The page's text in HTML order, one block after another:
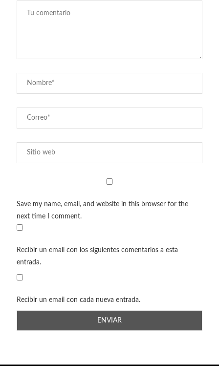
Save my name, email, and website in this browser for the
next time I comment.
Recibir un email con los siguientes comentarios a esta
entrada.
Recibir un email con cada nueva entrada.